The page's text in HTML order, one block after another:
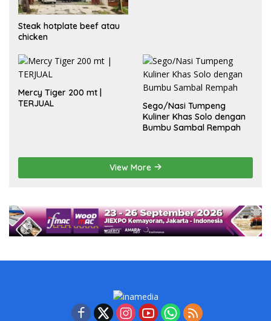
Steak hotplate beef atau
chicken
Mercy Tiger 200 mt |
TERJUAL
Sego/Nasi Tumpeng
Kuliner Khas Solo dengan
Bumbu Sambal Rempah
View More